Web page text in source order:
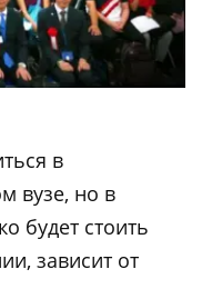
в
вузе, но в
будет стоить
зависит от